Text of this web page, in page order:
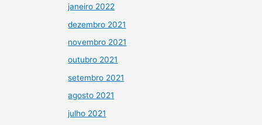
janeiro 2022
dezembro 2021
novembro 2021
outubro 2021
setembro 2021
agosto 2021
julho 2021